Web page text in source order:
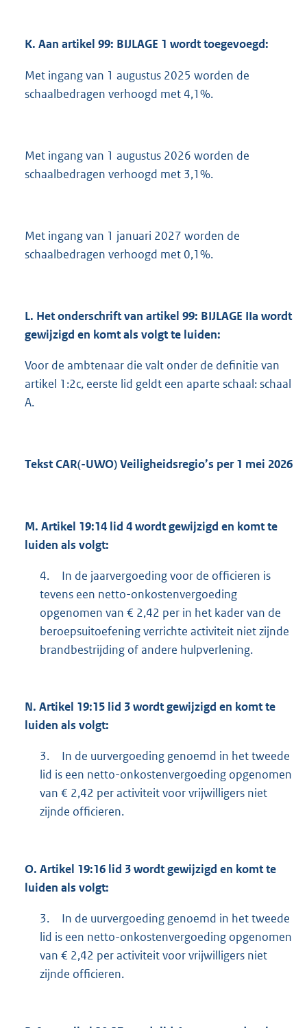
K. Aan artikel 99: BIJLAGE 1 wordt toegevoegd:
Met ingang van 1 augustus 2025 worden de
schaalbedragen verhoogd met 4,1%.
Met ingang van 1 augustus 2026 worden de
schaalbedragen verhoogd met 3,1%.
Met ingang van 1 januari 2027 worden de
schaalbedragen verhoogd met 0,1%.
L. Het onderschrift van artikel 99: BIJLAGE IIa wordt
gewijzigd en komt als volgt te luiden:
Voor de ambtenaar die valt onder de definitie van
artikel 1:2c, eerste lid geldt een aparte schaal: schaal
A.
Tekst CAR(-UWO) Veiligheidsregio’s per 1 mei 2026
M. Artikel 19:14 lid 4 wordt gewijzigd en komt te
luiden als volgt:
4.
In de jaarvergoeding voor de officieren is
tevens een netto-onkostenvergoeding
opgenomen van € 2,42 per in het kader van de
beroepsuitoefening verrichte activiteit niet zijnde
brandbestrijding of andere hulpverlening.
N. Artikel 19:15 lid 3 wordt gewijzigd en komt te
luiden als volgt:
3.
In de uurvergoeding genoemd in het tweede
lid is een netto-onkostenvergoeding opgenomen
van € 2,42 per activiteit voor vrijwilligers niet
zijnde officieren.
O. Artikel 19:16 lid 3 wordt gewijzigd en komt te
luiden als volgt:
3.
In de uurvergoeding genoemd in het tweede
lid is een netto-onkostenvergoeding opgenomen
van € 2,42 per activiteit voor vrijwilligers niet
zijnde officieren.